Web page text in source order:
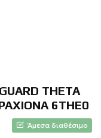
ΤΗΕΤΑ
6THE0
Άμεσα διαθέσιμο